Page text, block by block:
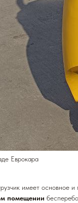
Еврокара
имеет основное
помещении